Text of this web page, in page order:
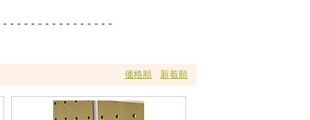
価格順 新着順